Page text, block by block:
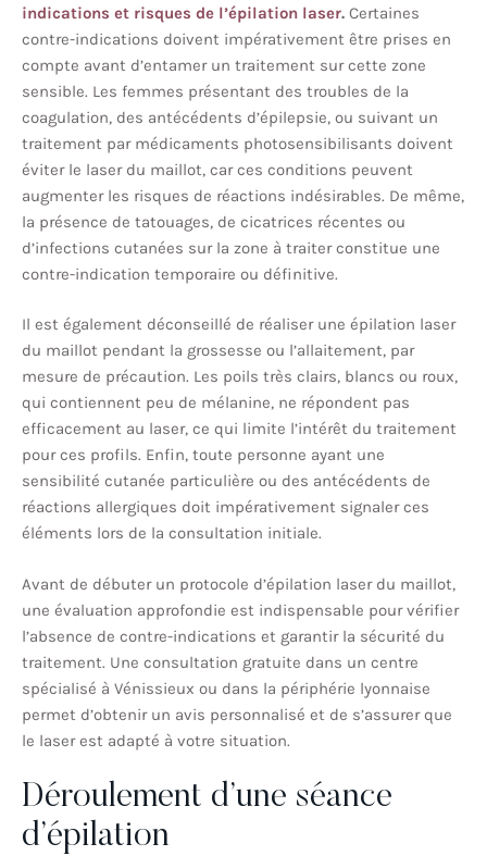
indications et risques de l’épilation laser. Certaines
contre-indications doivent impérativement être prises en
compte avant d’entamer un traitement sur cette zone
sensible. Les femmes présentant des troubles de la
coagulation, des antécédents d’épilepsie, ou suivant un
traitement par médicaments photosensibilisants doivent
éviter le laser du maillot, car ces conditions peuvent
augmenter les risques de réactions indésirables. De même,
la présence de tatouages, de cicatrices récentes ou
d’infections cutanées sur la zone à traiter constitue une
contre-indication temporaire ou définitive.
Il est également déconseillé de réaliser une épilation laser
du maillot pendant la grossesse ou l’allaitement, par
mesure de précaution. Les poils très clairs, blancs ou roux,
qui contiennent peu de mélanine, ne répondent pas
efficacement au laser, ce qui limite l’intérêt du traitement
pour ces profils. Enfin, toute personne ayant une
sensibilité cutanée particulière ou des antécédents de
réactions allergiques doit impérativement signaler ces
éléments lors de la consultation initiale.
Avant de débuter un protocole d’épilation laser du maillot,
une évaluation approfondie est indispensable pour vérifier
l’absence de contre-indications et garantir la sécurité du
traitement. Une consultation gratuite dans un centre
spécialisé à Vénissieux ou dans la périphérie lyonnaise
permet d’obtenir un avis personnalisé et de s’assurer que
le laser est adapté à votre situation.
Déroulement d’une séance
d’épilation